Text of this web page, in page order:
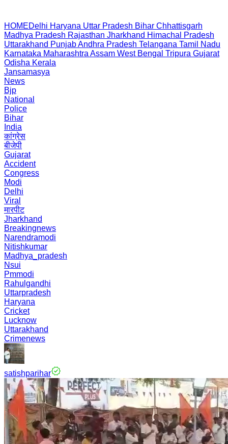
HOMEDelhi Haryana Uttar Pradesh Bihar Chhattisgarh
Madhya Pradesh Rajasthan Jharkhand Himachal Pradesh
Uttarakhand PunjabAndhra Pradesh Telangana Tamil Nadu
Karnataka Maharashtra Assam West Bengal Tripura Gujarat
Odisha Kerala
Jansamasya
News
Bjp
National
Police
Bihar
India
कांग्रेस
बीजेपी
Gujarat
Accident
Congress
Modi
Delhi
Viral
मारपीट
Jharkhand
Breakingnews
Narendramodi
Nitishkumar
Madhya_pradesh
Nsui
Pmmodi
Rahulgandhi
Uttarpradesh
Haryana
Cricket
Lucknow
Uttarakhand
Crimenews
satishparihar